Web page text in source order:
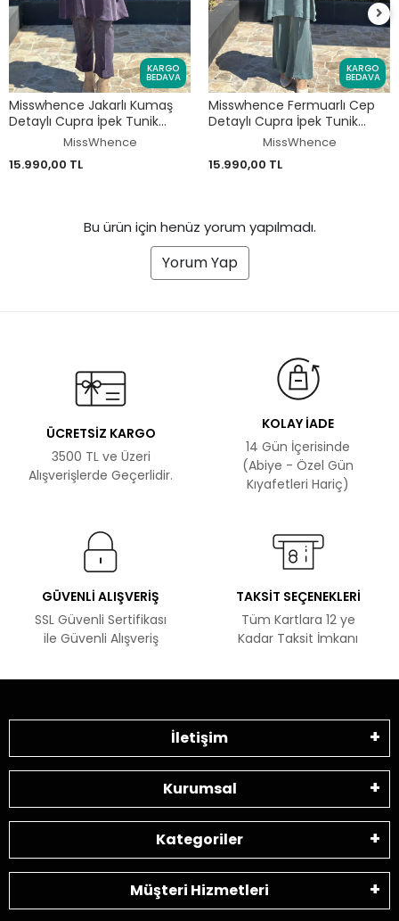
KARGO
BEDAVA
Misswhence Jakarlı Kumaş
Detaylı Cupra İpek Tunik
Pantolon Takım 39014
MissWhence
15.990,00 TL
KARGO
BEDAVA
Misswhence Fermuarlı Cep
Detaylı Cupra İpek Tunik
Pantolon Takım 39025
MissWhence
15.990,00 TL
Bu ürün için henüz yorum yapılmadı.
Yorum Yap
ÜCRETSİZ KARGO
3500 TL ve Üzeri
Alışverişlerde Geçerlidir.
KOLAY İADE
14 Gün İçerisinde
(Abiye - Özel Gün
Kıyafetleri Hariç)
GÜVENLİ ALIŞVERİŞ
SSL Güvenli Sertifikası
ile Güvenli Alışveriş
TAKSİT SEÇENEKLERİ
Tüm Kartlara 12 ye
Kadar Taksit İmkanı
İletişim
Kurumsal
Kategoriler
Müşteri Hizmetleri